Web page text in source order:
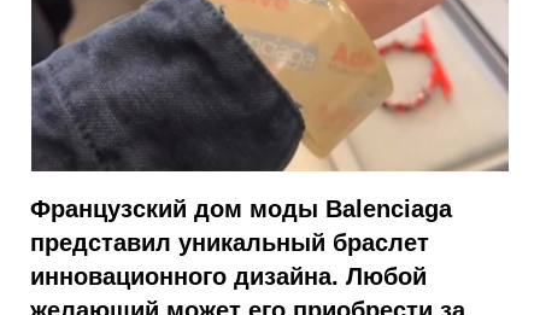
Французский дом моды Вalenciaga
представил уникальный браслет
инновационного дизайна. Любой